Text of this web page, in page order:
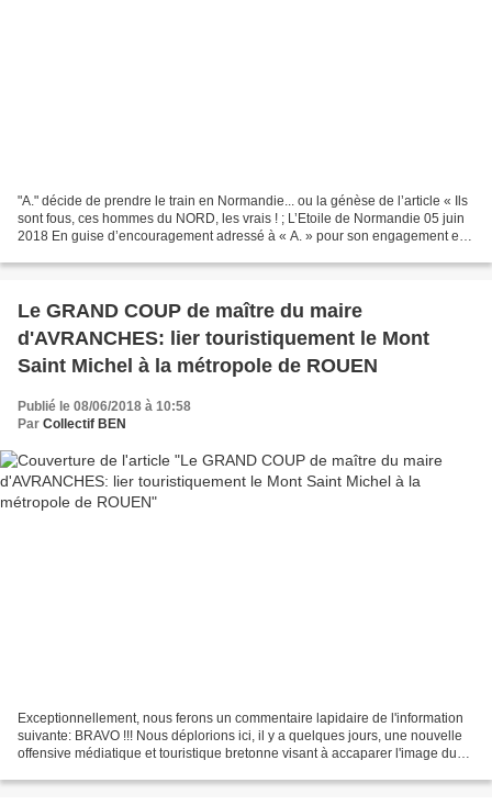
"A." décide de prendre le train en Normandie... ou la génèse de l’article « Ils
sont fous, ces hommes du NORD, les vrais ! ; L’Etoile de Normandie 05 juin
2018 En guise d’encouragement adressé à « A. » pour son engagement en
Le GRAND COUP de maître du maire
d'AVRANCHES: lier touristiquement le Mont
Saint Michel à la métropole de ROUEN
Publié le 08/06/2018 à 10:58
Par Collectif BEN
Exceptionnellement, nous ferons un commentaire lapidaire de l'information
suivante: BRAVO !!! Nous déplorions ici, il y a quelques jours, une nouvelle
offensive médiatique et touristique bretonne visant à accaparer l'image du